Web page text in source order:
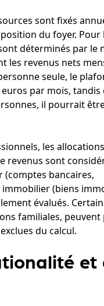
sont fixés
du foyer. Pour
déterminés par le
les revenus nets
seule, le
par mois,
il pourrait
les
revenus sont
bancaires,
immobilier (biens
évalués.
familiales,
du calcul.
et